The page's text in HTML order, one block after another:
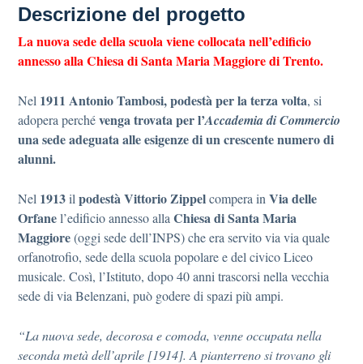
Descrizione del progetto
La nuova sede della scuola viene collocata nell’edificio
annesso alla Chiesa di Santa Maria Maggiore di Trento.
Nel 1911 Antonio Tambosi, podestà per la terza volta, si
adopera perchévenga trovata per l’Accademia di Commercio
una sede adeguata alle esigenze di un crescente numero di
alunni.
Nel 1913il podestà Vittorio Zippelcompera in Via delle
Orfanel’edificio annesso alla Chiesa di Santa Maria
Maggiore(oggi sede dell’INPS) che era servito via via quale
orfanotrofio, sede della scuola popolare e del civico Liceo
musicale. Così, l’Istituto, dopo 40 anni trascorsi nella vecchia
sede di via Belenzani, può godere di spazi più ampi.
“La nuova sede, decorosa e comoda, venne occupata nella
seconda metà dell’aprile [1914]. A pianterreno si trovano gli